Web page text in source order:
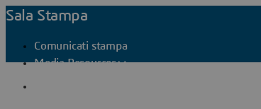
Sala Stampa
Comunicati stampa
Media Resources